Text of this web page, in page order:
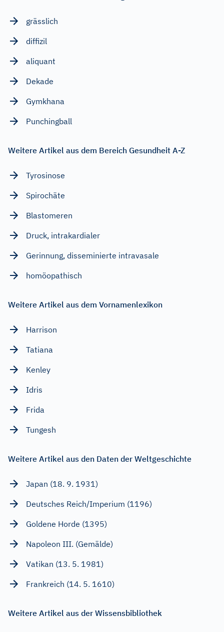
grässlich
diffizil
aliquant
Dekade
Gymkhana
Punchingball
Weitere Artikel aus dem Bereich Gesundheit A-Z
Tyrosinose
Spirochäte
Blastomeren
Druck, intrakardialer
Gerinnung, disseminierte intravasale
homöopathisch
Weitere Artikel aus dem Vornamenlexikon
Harrison
Tatiana
Kenley
Idris
Frida
Tungesh
Weitere Artikel aus den Daten der Weltgeschichte
Japan (18. 9. 1931)
Deutsches Reich/Imperium (1196)
Goldene Horde (1395)
Napoleon III. (Gemälde)
Vatikan (13. 5. 1981)
Frankreich (14. 5. 1610)
Weitere Artikel aus der Wissensbibliothek